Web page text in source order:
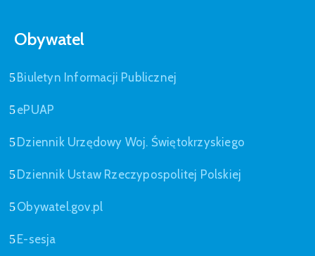
Obywatel
Biuletyn Informacji Publicznej
ePUAP
Dziennik Urzędowy Woj. Świętokrzyskiego
Dziennik Ustaw Rzeczypospolitej Polskiej
Obywatel.gov.pl
E-sesja